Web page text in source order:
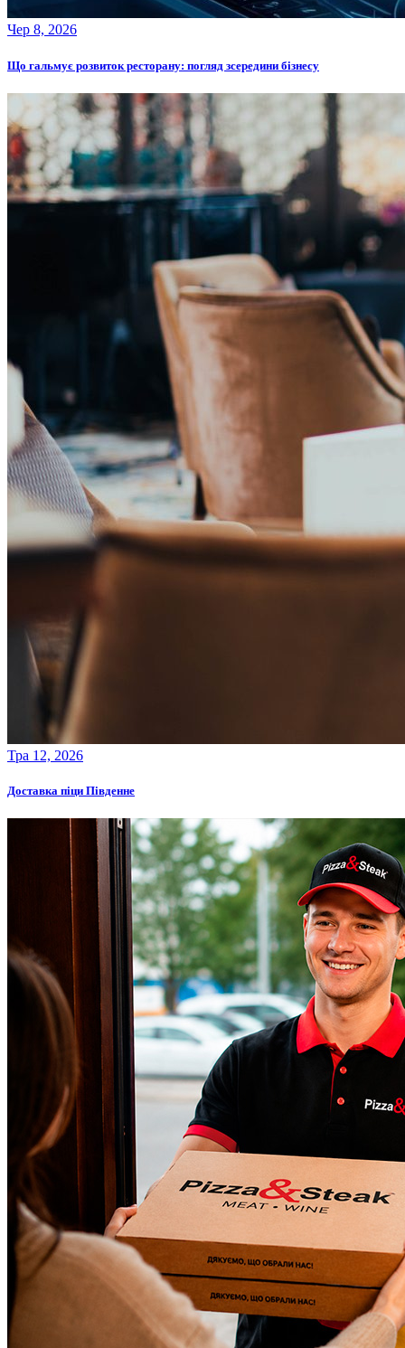
Чер 8, 2026
Що гальмує розвиток ресторану: погляд зсередини бізнесу
Тра 12, 2026
Доставка піци Південне